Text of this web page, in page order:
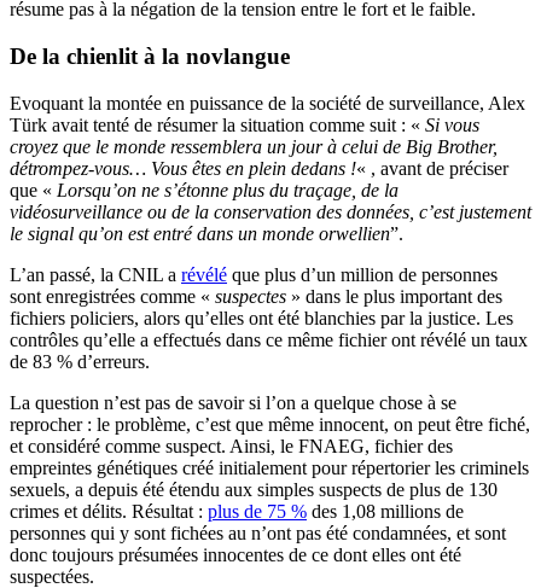
résume pas à la négation de la tension entre le fort et le faible.
De la chienlit à la novlangue
Evoquant la montée en puissance de la société de surveillance, Alex
Türk avait tenté de résumer la situation comme suit : « Si vous
croyez que le monde ressemblera un jour à celui de Big Brother,
détrompez-vous… Vous êtes en plein dedans !« , avant de préciser
que « Lorsqu’on ne s’étonne plus du traçage, de la
vidéosurveillance ou de la conservation des données, c’est justement
le signal qu’on est entré dans un monde orwellien”.
L’an passé, la CNIL a révélé que plus d’un million de personnes
sont enregistrées comme « suspectes » dans le plus important des
fichiers policiers, alors qu’elles ont été blanchies par la justice. Les
contrôles qu’elle a effectués dans ce même fichier ont révélé un taux
de 83 % d’erreurs.
La question n’est pas de savoir si l’on a quelque chose à se
reprocher : le problème, c’est que même innocent, on peut être fiché,
et considéré comme suspect. Ainsi, le FNAEG, fichier des
empreintes génétiques créé initialement pour répertorier les criminels
sexuels, a depuis été étendu aux simples suspects de plus de 130
crimes et délits. Résultat : plus de 75 % des 1,08 millions de
personnes qui y sont fichées au n’ont pas été condamnées, et sont
donc toujours présumées innocentes de ce dont elles ont été
suspectées.